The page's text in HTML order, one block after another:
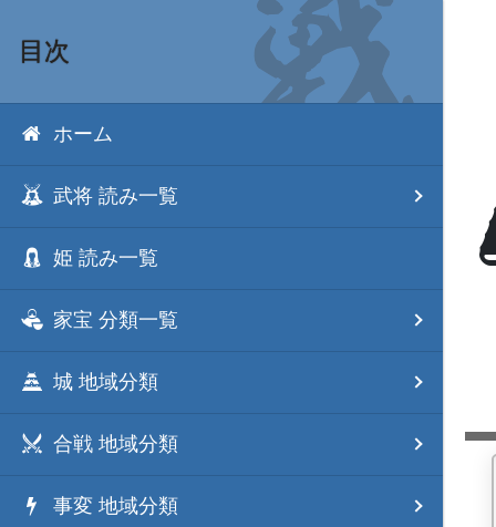
目次
ホーム
武将 読み一覧
姫 読み一覧
家宝 分類一覧
城 地域分類
合戦 地域分類
事変 地域分類